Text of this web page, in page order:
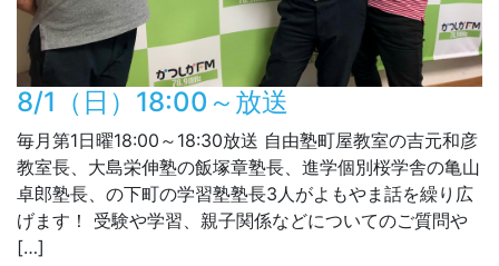
8/1（日）18:00～放送
毎月第1日曜18:00～18:30放送 自由塾町屋教室の吉元和彦
教室長、大島栄伸塾の飯塚章塾長、進学個別桜学舎の亀山
卓郎塾長、の下町の学習塾塾長3人がよもやま話を繰り広
げます！ 受験や学習、親子関係などについてのご質問や
[…]